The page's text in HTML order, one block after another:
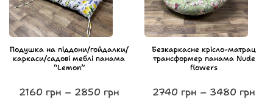
Подушка на піддони/гойдалки/
каркаси/садові меблі панама
“Lemon”
2160 грн – 2850 грн
Безкаркасне крісло-матрац
трансформер панама Nude
flowers
2740 грн – 3480 грн